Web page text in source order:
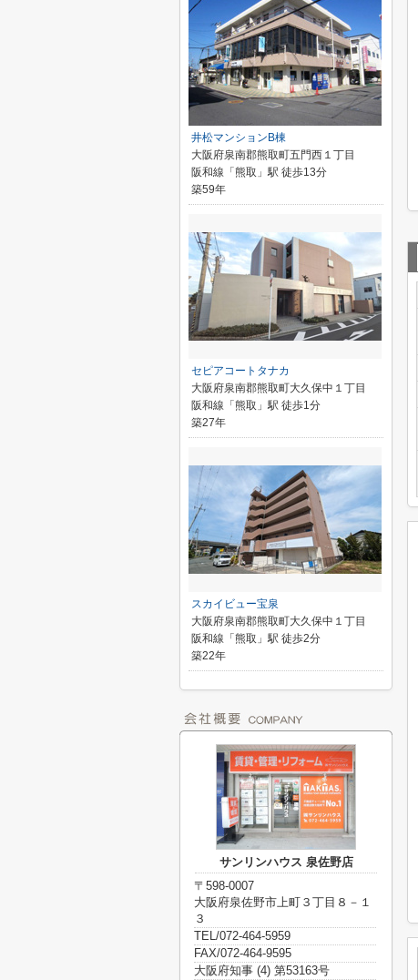
井松マンションB棟
大阪府泉南郡熊取町五門西１丁目
阪和線「熊取」駅 徒歩13分
築59年
セピアコートタナカ
大阪府泉南郡熊取町大久保中１丁目
阪和線「熊取」駅 徒歩1分
築27年
スカイビュー宝泉
大阪府泉南郡熊取町大久保中１丁目
阪和線「熊取」駅 徒歩2分
築22年
サンリンハウス 泉佐野店
〒598-0007
大阪府泉佐野市上町３丁目８－１
３
TEL/072-464-5959
FAX/072-464-9595
大阪府知事 (4) 第53163号